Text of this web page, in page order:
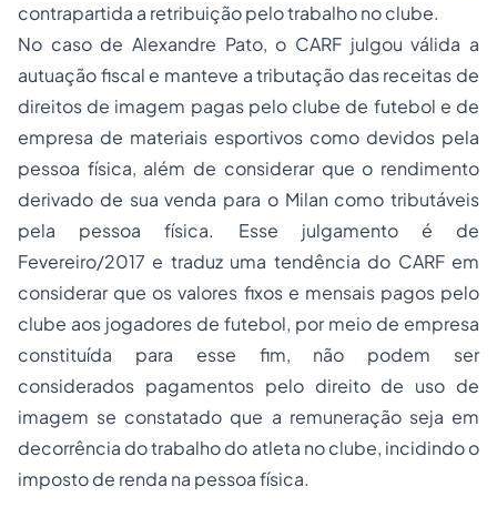
contrapartida a retribuição pelo trabalho no clube.
No caso de Alexandre Pato, o CARF julgou válida a
autuação fiscal e manteve a tributação das receitas de
direitos de imagem pagas pelo clube de futebol e de
empresa de materiais esportivos como devidos pela
pessoa física, além de considerar que o rendimento
derivado de sua venda para o Milan como tributáveis
pela pessoa física. Esse julgamento é de
Fevereiro/2017 e traduz uma tendência do CARF em
considerar que os valores fixos e mensais pagos pelo
clube aos jogadores de futebol, por meio de empresa
constituída para esse fim, não podem ser
considerados pagamentos pelo direito de uso de
imagem se constatado que a remuneração seja em
decorrência do trabalho do atleta no clube, incidindo o
imposto de renda na pessoa física.